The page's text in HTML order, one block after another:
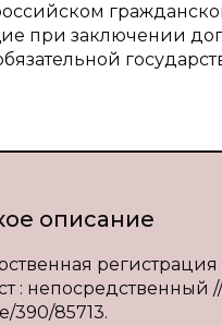
при заключении
описание
:
390/85713.